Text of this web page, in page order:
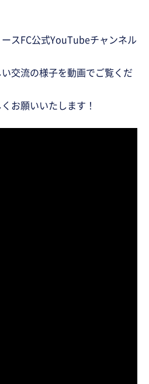
スFC公式YouTubeチャンネル
交流の様子を動画でご覧くだ
お願いいたします！